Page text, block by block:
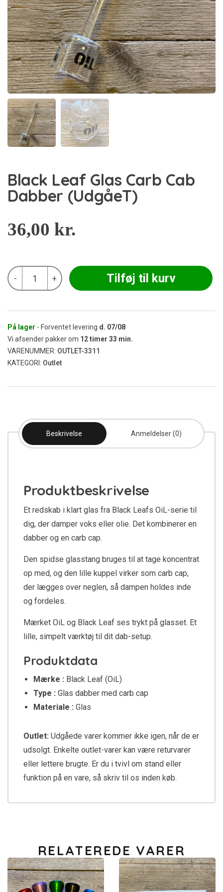
Black Leaf Glas Carb Cab
Dabber (UdgåeT)
36,00 kr.
-
Black
Leaf
Glas
(UdgåeT)
antal
+ Tilføj til kurv
På lager - Forventet levering d. 07/08
Vi afsender pakker om 12timer 33 min.
VARENUMMER: OUTLET-3311
KATEGORI: Outlet
Beskrivelse Anmeldelser (0)
Produktbeskrivelse
Et redskab i klart glas fra Black Leafs OiL-serie til
dig, der damper voks eller olie. Det kombinerer en
dabber og en carb cap.
Den spidse glasstang bruges til at tage koncentrat
op med, og den lille kuppel virker som carb cap,
der lægges over neglen, så dampen holdes inde
og fordeles.
Mærket OiL og Black Leaf ses trykt på glasset. Et
lille, simpelt værktøj til dit dab-setup.
Produktdata
Mærke : Black Leaf (OiL)
Type : Glas dabber med carb cap
Materiale : Glas
Outlet: Udgåede varer kommer ikke igen, når de er
udsolgt. Enkelte outlet-varer kan være returvarer
eller lettere brugte. Er du i tvivl om stand eller
funktion på en vare, så skriv til os inden køb.
RELATEREDE VARER